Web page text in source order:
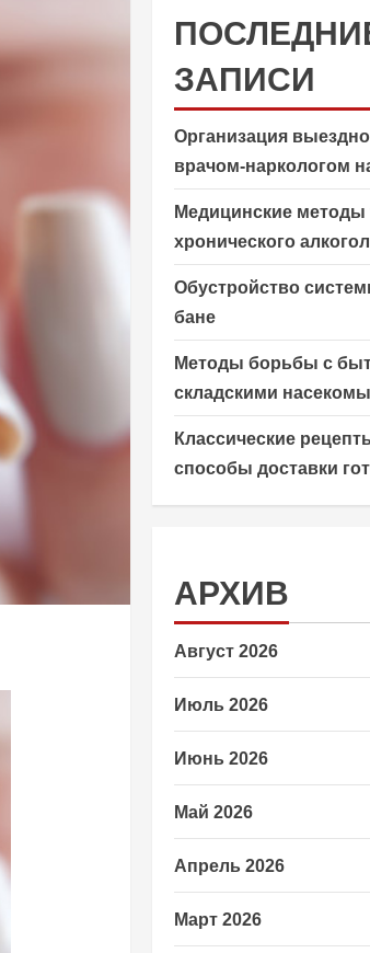
ЗАПИСИ
Организация
врачом-наркологом
Медицинские методы
хронического
Обустройство
бане
Методы борьбы с
складскими
Классические
способы доставки
АРХИВ
Август 2026
Июль 2026
Июнь 2026
Май 2026
Апрель 2026
Март 2026